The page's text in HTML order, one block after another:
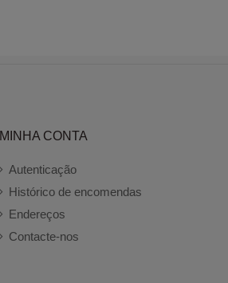
MINHA CONTA
Autenticação
Histórico de encomendas
Endereços
Contacte-nos